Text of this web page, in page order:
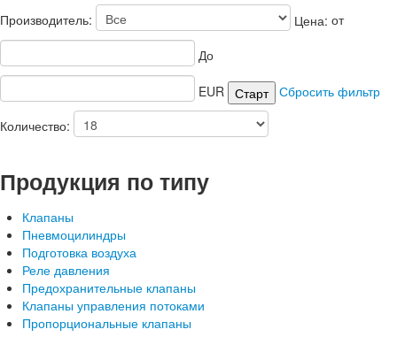
Производитель: Цена: от
До
EUR
Сбросить фильтр
Количество:
Продукция по типу
Клапаны
Пневмоцилиндры
Подготовка воздуха
Реле давления
Предохранительные клапаны
Клапаны управления потоками
Пропорциональные клапаны